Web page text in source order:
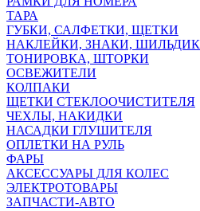
ТАРА
ГУБКИ, САЛФЕТКИ, ЩЕТКИ
НАКЛЕЙКИ, ЗНАКИ,
ТОНИРОВКА, ШТОРКИ
ОСВЕЖИТЕЛИ
КОЛПАКИ
ЩЕТКИ СТЕКЛООЧИСТИТЕЛЯ
ЧЕХЛЫ, НАКИДКИ
НАСАДКИ ГЛУШИТЕЛЯ
ОПЛЕТКИ НА РУЛЬ
ФАРЫ
АКСЕССУАРЫ ДЛЯ КОЛЕС
ЭЛЕКТРОТОВАРЫ
ЗАПЧАСТИ-АВТО